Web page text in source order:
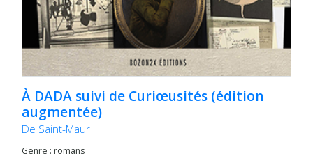
À DADA suivi de Curiœusités (édition
augmentée)
De Saint-Maur
Genre : romans